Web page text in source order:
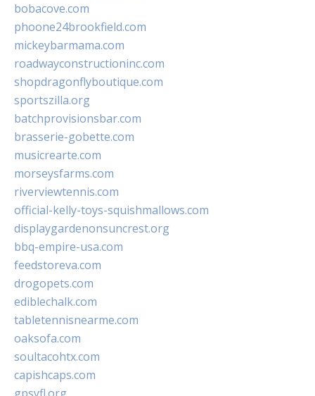
bobacove.com
phoone24brookfield.com
mickeybarmama.com
roadwayconstructioninc.com
shopdragonflyboutique.com
sportszilla.org
batchprovisionsbar.com
brasserie-gobette.com
musicrearte.com
morseysfarms.com
riverviewtennis.com
official-kelly-toys-squishmallows.com
displaygardenonsuncrest.org
bbq-empire-usa.com
feedstoreva.com
drogopets.com
ediblechalk.com
tabletennisnearme.com
oaksofa.com
soultacohtx.com
capishcaps.com